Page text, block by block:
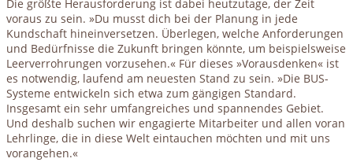
Die größte Herausforderung ist dabei heutzutage, der Zeit
voraus zu sein. »Du musst dich bei der Planung in jede
Kundschaft hineinversetzen. Überlegen, welche Anforderungen
und Bedürfnisse die Zukunft bringen könnte, um beispielsweise
Leerverrohrungen vorzusehen.« Für dieses »Vorausdenken« ist
es notwendig, laufend am neuesten Stand zu sein. »Die BUS-
Systeme entwickeln sich etwa zum gängigen Standard.
Insgesamt ein sehr umfangreiches und spannendes Gebiet.
Und deshalb suchen wir engagierte Mitarbeiter und allen voran
Lehrlinge, die in diese Welt eintauchen möchten und mit uns
vorangehen.«